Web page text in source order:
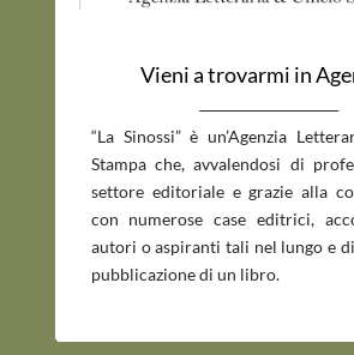
Vieni a trovarmi in
“La Sinossi” è un’Agenzia
Stampa che, avvalendosi di
settore editoriale e grazie alla
con numerose case editrici,
autori o aspiranti tali nel lungo e
pubblicazione di un libro.